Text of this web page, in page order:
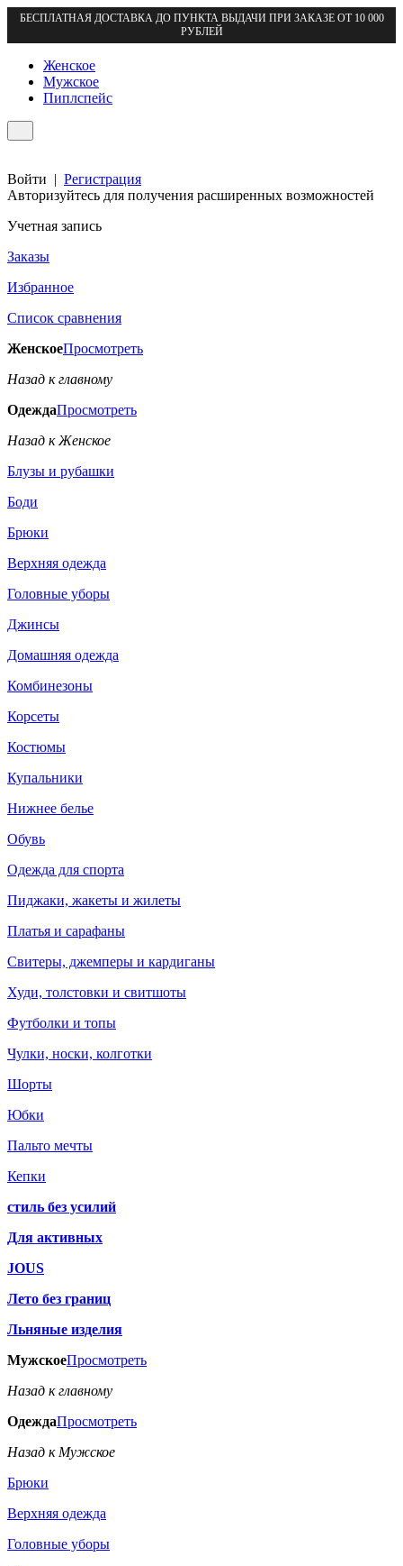
БЕСПЛАТНАЯ ДОСТАВКА ДО ПУНКТА ВЫДАЧИ ПРИ ЗАКАЗЕ ОТ 10 000
РУБЛЕЙ
Женское
Мужское
Пиплспейс
Войти | Регистрация
Авторизуйтесь для получения расширенных возможностей
Учетная запись
Заказы
Избранное
Список сравнения
ЖенскоеПросмотреть
Назад к главному
ОдеждаПросмотреть
Назад к Женское
Блузы и рубашки
Боди
Брюки
Верхняя одежда
Головные уборы
Джинсы
Домашняя одежда
Комбинезоны
Корсеты
Костюмы
Купальники
Нижнее белье
Обувь
Одежда для спорта
Пиджаки, жакеты и жилеты
Платья и сарафаны
Свитеры, джемперы и кардиганы
Худи, толстовки и свитшоты
Футболки и топы
Чулки, носки, колготки
Шорты
Юбки
Пальто мечты
Кепки
стиль без усилий
Для активных
JOUS
Лето без границ
Льняные изделия
МужскоеПросмотреть
Назад к главному
ОдеждаПросмотреть
Назад к Мужское
Брюки
Верхняя одежда
Головные уборы